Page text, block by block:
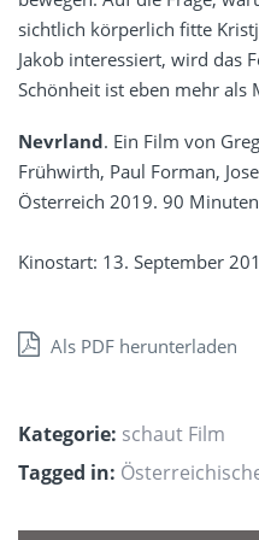
sichtlich körperlich fitte
Jakob interessiert, wird das
Schönheit ist eben mehr als
Nevrland. Ein Film von
Frühwirth, Paul Forman,
Österreich 2019. 90
Kinostart: 13. September
Als PDF herunterladen
Kategorie: schaut Film
Tagged in: